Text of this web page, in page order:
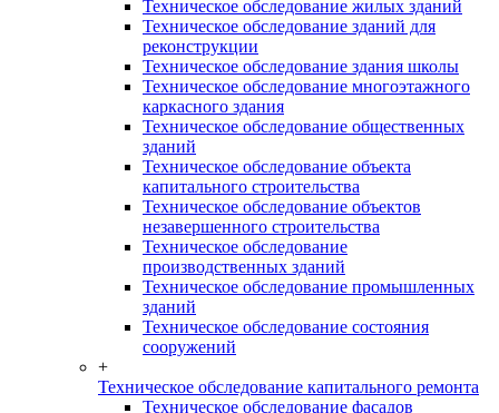
Техническое обследование жилых зданий
Техническое обследование зданий для
реконструкции
Техническое обследование здания школы
Техническое обследование многоэтажного
каркасного здания
Техническое обследование общественных
зданий
Техническое обследование объекта
капитального строительства
Техническое обследование объектов
незавершенного строительства
Техническое обследование
производственных зданий
Техническое обследование промышленных
зданий
Техническое обследование состояния
сооружений
+
Техническое обследование капитального ремонта
Техническое обследование фасадов